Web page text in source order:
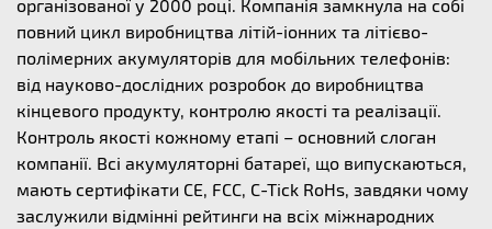
організованої у 2000 році. Компанія замкнула на собі
повний цикл виробництва літій-іонних та літієво-
полімерних акумуляторів для мобільних телефонів:
від науково-дослідних розробок до виробництва
кінцевого продукту, контролю якості та реалізації.
Контроль якості кожному етапі – основний слоган
компанії. Всі акумуляторні батареї, що випускаються,
мають сертифікати CE, FCC, C-Tick RoHs, завдяки чому
заслужили відмінні рейтинги на всіх міжнародних